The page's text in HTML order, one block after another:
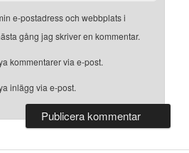
e-postadress och webbplats i
gång jag skriver en kommentar.
kommentarer via e-post.
inlägg via e-post.